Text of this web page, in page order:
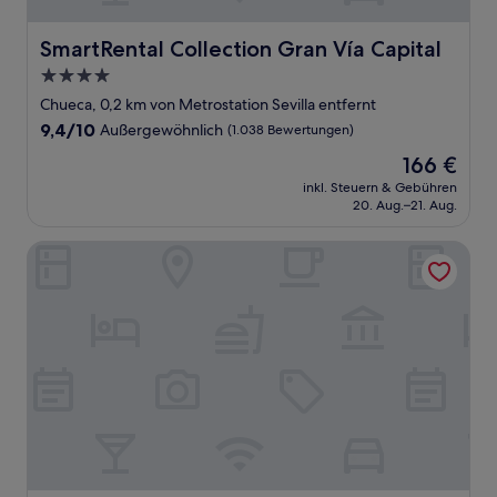
SmartRental Collection Gran Vía Capital
SmartRental Collection Gran Vía Capital
4.0-
Sterne-
Unterkunft
Chueca, 0,2 km von Metrostation Sevilla entfernt
9.4
9,4/10 Außergewöhnlich (1.038 Bewertungen)
Der
Preis
beträgt
166 €
inkl. Steuern & Gebühren
20. Aug.–21. Aug.